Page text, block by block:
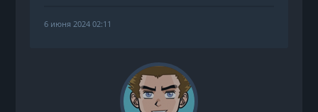
6 июня 2024 02:11